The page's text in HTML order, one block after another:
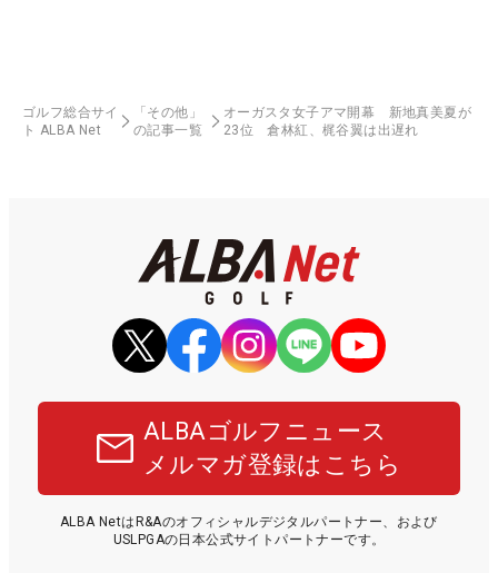
ゴルフ総合サイ
ト ALBA Net
「その他」
の記事一覧
オーガスタ女子アマ開幕 新地真美夏が
23位 倉林紅、梶谷翼は出遅れ
ALBAゴルフニュース
メルマガ登録はこちら
ALBA NetはR&Aのオフィシャルデジタルパートナー、および
USLPGAの日本公式サイトパートナーです。